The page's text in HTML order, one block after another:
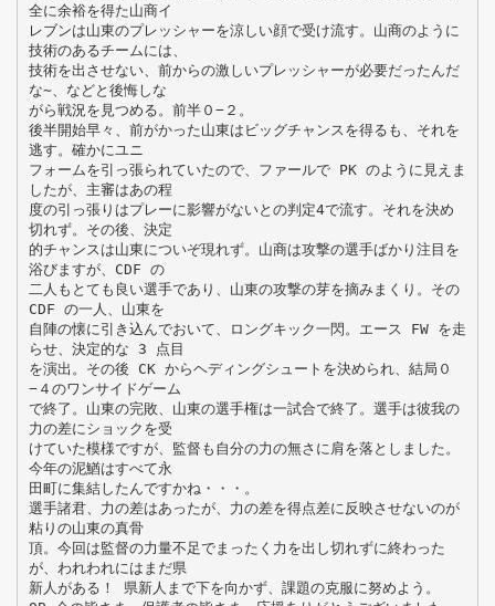
全に余裕を得た山商イ
レブンは山東のプレッシャーを涼しい顔で受け流す。山商のように
技術のあるチームには、
技術を出させない、前からの激しいプレッシャーが必要だったんだ
な∼、などと後悔しな
がら戦況を見つめる。前半０−２。
後半開始早々、前がかった山東はビッグチャンスを得るも、それを
逃す。確かにユニ
フォームを引っ張られていたので、ファールで PK のように見えま
したが、主審はあの程
度の引っ張りはプレーに影響がないとの判定4で流す。それを決め
切れず。その後、決定
的チャンスは山東についぞ現れず。山商は攻撃の選手ばかり注目を
浴びますが、CDF の
二人もとても良い選手であり、山東の攻撃の芽を摘みまくり。その
CDF の一人、山東を
自陣の懐に引き込んでおいて、ロングキック一閃。エース FW を走
らせ、決定的な 3 点目
を演出。その後 CK からヘディングシュートを決められ、結局０
−４のワンサイドゲーム
で終了。山東の完敗、山東の選手権は一試合で終了。選手は彼我の
力の差にショックを受
けていた模様ですが、監督も自分の力の無さに肩を落としました。
今年の泥鰌はすべて永
田町に集結したんですかね・・・。
選手諸君、力の差はあったが、力の差を得点差に反映させないのが
粘りの山東の真骨
頂。今回は監督の力量不足でまったく力を出し切れずに終わった
が、われわれにはまだ県
新人がある！ 県新人まで下を向かず、課題の克服に努めよう。